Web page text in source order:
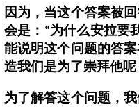
因为，当这个答案被
会是：“为什么安拉要
能说明这个问题的答
造我们是为了崇拜他呢
为了解答这个问题，